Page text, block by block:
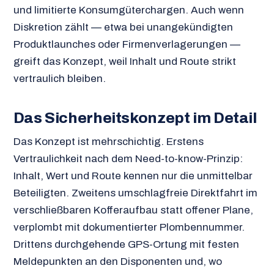
und limitierte Konsumgüterchargen. Auch wenn
Diskretion zählt — etwa bei unangekündigten
Produktlaunches oder Firmenverlagerungen —
greift das Konzept, weil Inhalt und Route strikt
vertraulich bleiben.
Das Sicherheitskonzept im Detail
Das Konzept ist mehrschichtig. Erstens
Vertraulichkeit nach dem Need-to-know-Prinzip:
Inhalt, Wert und Route kennen nur die unmittelbar
Beteiligten. Zweitens umschlagfreie Direktfahrt im
verschließbaren Kofferaufbau statt offener Plane,
verplombt mit dokumentierter Plombennummer.
Drittens durchgehende GPS-Ortung mit festen
Meldepunkten an den Disponenten und, wo